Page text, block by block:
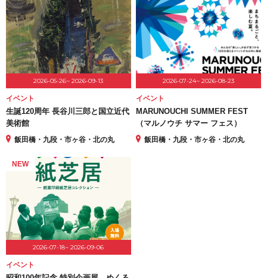
2026-05-26~ 2026-09-13
イベント
生誕120周年 長谷川三郎と国立近代
美術館
飯田橋・九段・市ヶ谷・北の丸
2026-07-24~ 2026-08-23
イベント
MARUNOUCHI SUMMER FEST
（マルノウチ サマー フェス）
飯田橋・九段・市ヶ谷・北の丸
NEW
2026-07-18~ 2026-09-06
イベント